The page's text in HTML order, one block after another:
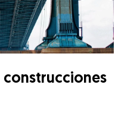
construcciones